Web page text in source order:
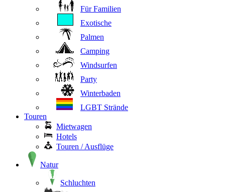
Für Familien
Exotische
Palmen
Camping
Windsurfen
Party
Winterbaden
LGBT Strände
Touren
Mietwagen
Hotels
Touren / Ausflüge
Natur
Schluchten